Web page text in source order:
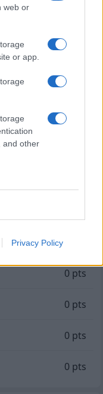
web or
or app.
and other
Privacy Policy
14
0 pts
0 pts
0 pts
0 pts